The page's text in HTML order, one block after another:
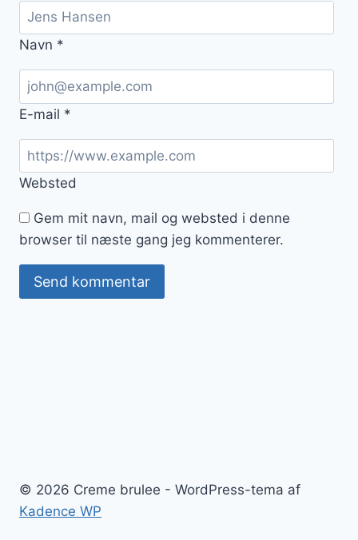
Navn *
E-mail *
Websted
Gem mit navn, mail og websted i denne
browser til næste gang jeg kommenterer.
© 2026 Creme brulee - WordPress-tema af
Kadence WP